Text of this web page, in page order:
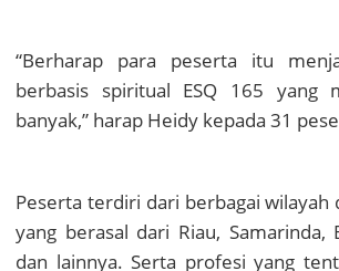
“Berharap para peserta itu
berbasis spiritual ESQ 165 yang
banyak,” harap Heidy kepada 31
Peserta terdiri dari berbagai wilayah
yang berasal dari Riau, Samarinda,
dan lainnya. Serta profesi yang